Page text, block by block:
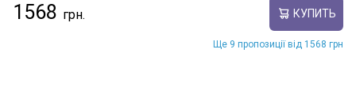
1568 КУПИТЬ
Ще 9 пропозиції від 1568 грн